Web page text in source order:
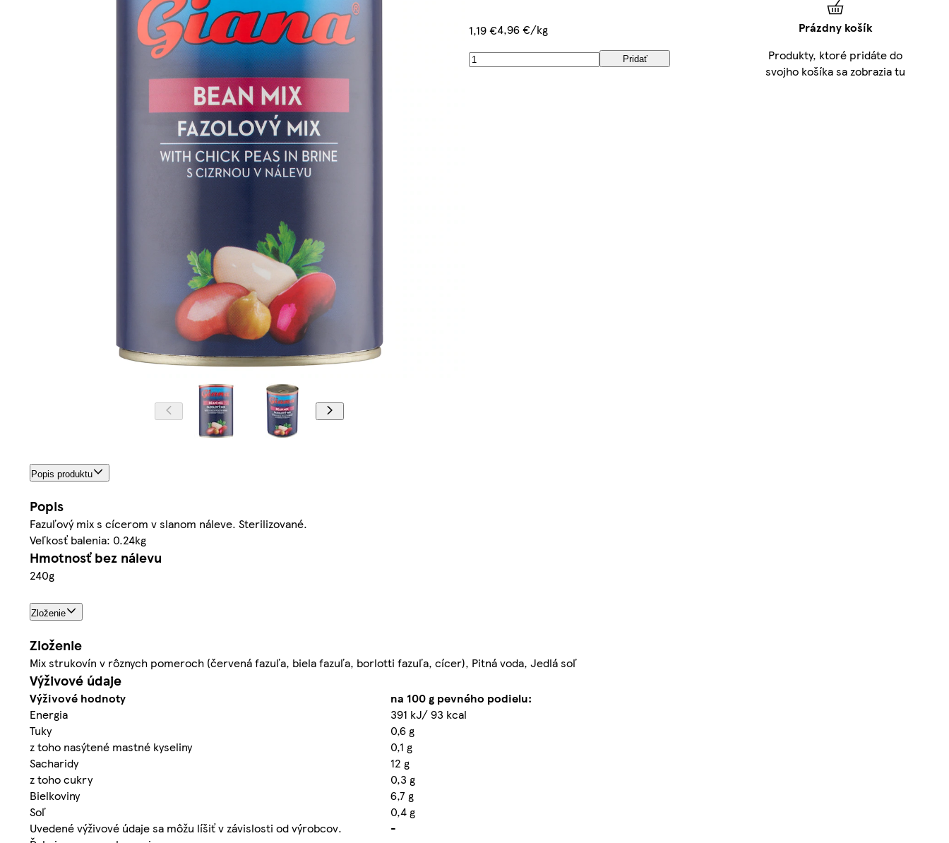
1,19 €4,96 €/kg
Pridať
Popis produktu
Popis
Fazuľový mix s cícerom v slanom náleve. Sterilizované.
Veľkosť balenia: 0.24kg
Hmotnosť bez nálevu
240g
Zloženie
Zloženie
Mix strukovín v rôznych pomeroch (červená fazuľa, biela fazuľa, borlotti fazuľa, cícer), Pitná voda, Jedlá soľ
Výživové údaje
Výživové hodnoty
na 100 g pevného podielu:
Energia
391 kJ/ 93 kcal
Tuky
0,6 g
z toho nasýtené mastné kyseliny
0,1 g
Sacharidy
12 g
z toho cukry
0,3 g
Bielkoviny
6,7 g
Soľ
0,4 g
Uvedené výživové údaje sa môžu líšiť v závislosti od výrobcov.
-
Prázdny košík
Produkty, ktoré pridáte do
svojho košíka sa zobrazia tu